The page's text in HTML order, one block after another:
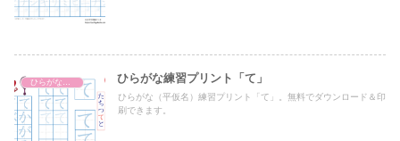
ひらがな練習プリント ひらがな練習プリント「て」
ひらがな（平仮名）練習プリント「て」。無料でダウンロード＆印
刷できます。